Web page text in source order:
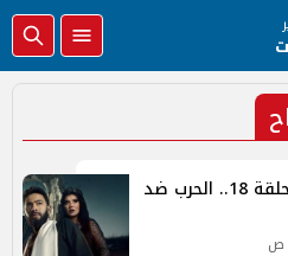
تفاصيل مسلسل المداح 5 الحلقة 18.. الحرب ضد